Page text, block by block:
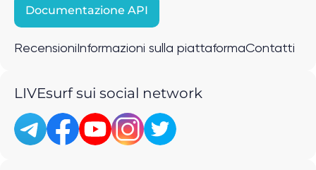
Documentazione API
Recensioni Informazioni sulla piattaformaContatti
LIVEsurf sui social network